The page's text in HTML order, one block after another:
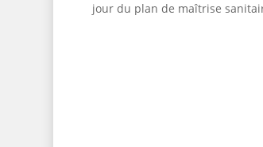
jour du plan de maîtrise